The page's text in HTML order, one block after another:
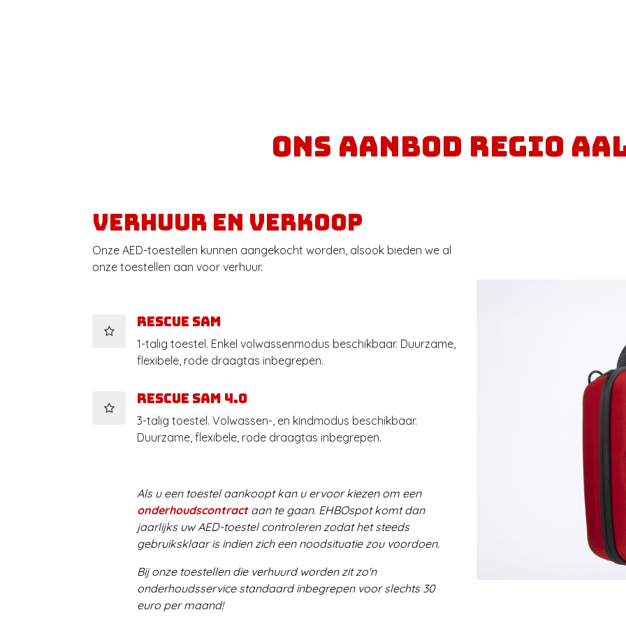
Ons aanbod regio
Verhuur en verkoop
Onze AED-toestellen kunnen aangekocht worden, alsook bieden we al
onze toestellen aan voor verhuur.
Rescue Sam
1-talig toestel. Enkel volwassenmodus beschikbaar. Duurzame,
flexibele, rode draagtas inbegrepen.
Rescue Sam 4.0
3-talig toestel. Volwassen-, en kindmodus beschikbaar.
Duurzame, flexibele, rode draagtas inbegrepen.
Als u een toestel aankoopt kan u ervoor kiezen om een
onderhoudscontractaan te gaan. EHBOspot komt dan
jaarlijks uw AED-toestel controleren zodat het steeds
gebruiksklaar is indien zich een noodsituatie zou voordoen.
Bij onze toestellen die verhuurd worden zit zo'n
onderhoudsservice standaard inbegrepen voor slechts 30
euro per maand!